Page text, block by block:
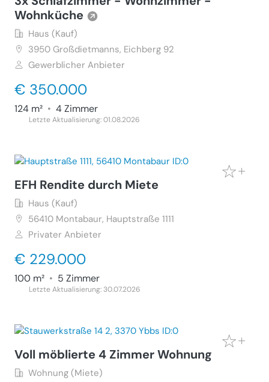
Wohnküche
Haus (Kauf)
3950 Großdietmanns, Eichberg 92
Gewerblicher Anbieter
€ 350.000
124 m² • 4 Zimmer
Letzte Aktualisierung: 01.08.2026
EFH Rendite durch Miete
Haus (Kauf)
56410 Montabaur, Hauptstraße 1111
Privater Anbieter
€ 229.000
100 m² • 5 Zimmer
Letzte Aktualisierung: 30.07.2026
Voll möblierte 4 Zimmer Wohnung
Wohnung (Miete)